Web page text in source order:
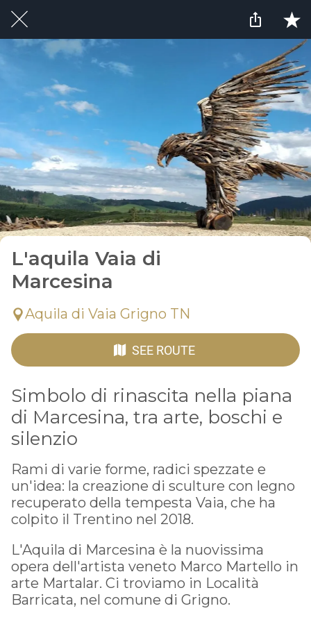
L'aquila Vaia di
Marcesina
Aquila di Vaia Grigno TN
SEE ROUTE
Simbolo di rinascita nella piana
di Marcesina, tra arte, boschi e
silenzio
Rami di varie forme, radici spezzate e
un'idea: la creazione di sculture con legno
recuperato della tempesta Vaia, che ha
colpito il Trentino nel 2018.
L'Aquila di Marcesina è la nuovissima
opera dell'artista veneto Marco Martello in
arte Martalar. Ci troviamo in Località
Barricata, nel comune di Grigno.